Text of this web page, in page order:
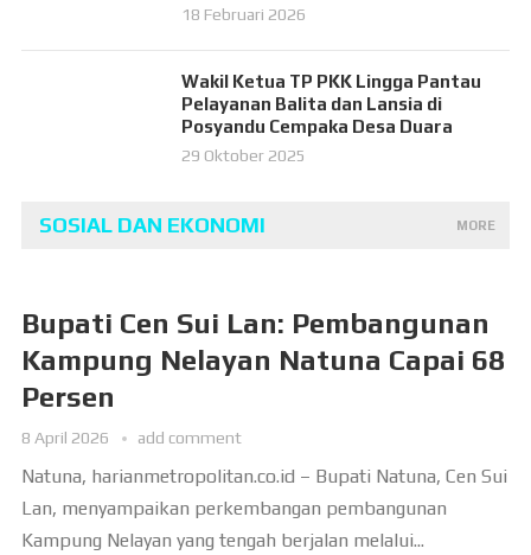
18 Februari 2026
Wakil Ketua TP PKK Lingga Pantau
Pelayanan Balita dan Lansia di
Posyandu Cempaka Desa Duara
29 Oktober 2025
SOSIAL DAN EKONOMI MORE
Bupati Cen Sui Lan: Pembangunan
Kampung Nelayan Natuna Capai 68
Persen
8 April 2026 add comment
Natuna, harianmetropolitan.co.id – Bupati Natuna, Cen Sui
Lan, menyampaikan perkembangan pembangunan
Kampung Nelayan yang tengah berjalan melalui...